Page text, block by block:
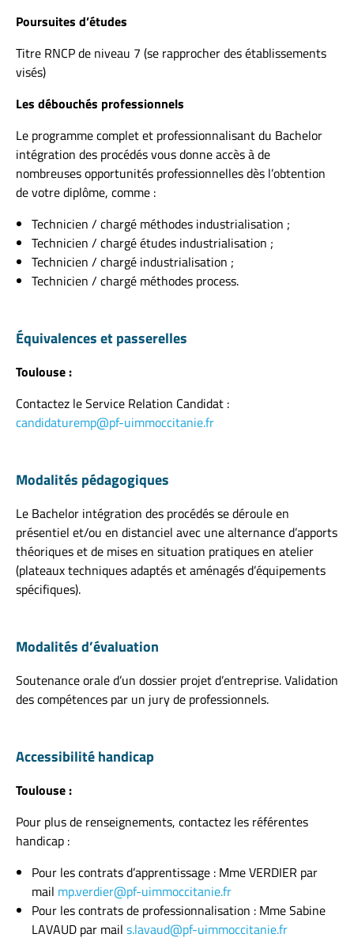
Poursuites d’études
Titre RNCP de niveau 7 (se rapprocher des établissements
visés)
Les débouchés professionnels
Le programme complet et professionnalisant du Bachelor
intégration des procédés vous donne accès à de
nombreuses opportunités professionnelles dès l’obtention
de votre diplôme, comme :
Technicien / chargé méthodes industrialisation ;
Technicien / chargé études industrialisation ;
Technicien / chargé industrialisation ;
Technicien / chargé méthodes process.
Équivalences et passerelles
Toulouse :
Contactez le Service Relation Candidat :
candidaturemp@pf-uimmoccitanie.fr
Modalités pédagogiques
Le Bachelor intégration des procédés se déroule en
présentiel et/ou en distanciel avec une alternance d’apports
théoriques et de mises en situation pratiques en atelier
(plateaux techniques adaptés et aménagés d’équipements
spécifiques).
Modalités d’évaluation
Soutenance orale d’un dossier projet d’entreprise.Validation
des compétences par un jury de professionnels.
Accessibilité handicap
Toulouse :
Pour plus de renseignements, contactez les référentes
handicap :
Pour les contrats d’apprentissage : Mme VERDIER par
mail mp.verdier@pf-uimmoccitanie.fr
Pour les contrats de professionnalisation : Mme Sabine
LAVAUD par mail s.lavaud@pf-uimmoccitanie.fr